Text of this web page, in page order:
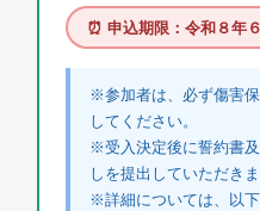
⏰ 申込期限：令和８年
※参加者は、必ず傷害
してください。
※受入決定後に誓約書
しを提出していただきま
※詳細については、以